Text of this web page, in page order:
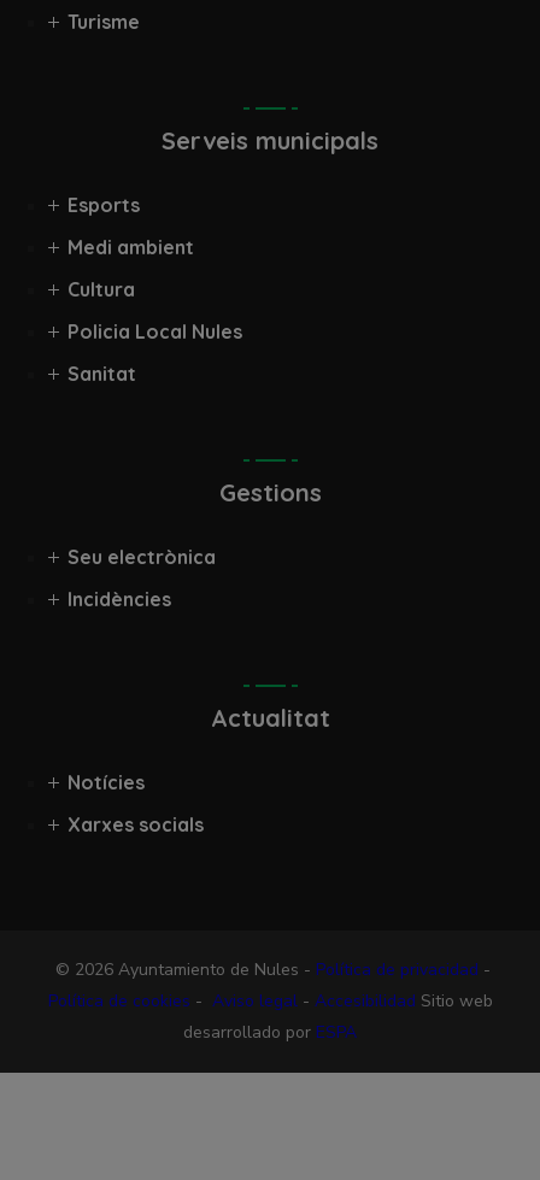
Turisme
Serveis municipals
Esports
Medi ambient
Cultura
Policia Local Nules
Sanitat
Gestions
Seu electrònica
Incidències
Actualitat
Notícies
Xarxes socials
© 2026 Ayuntamiento de Nules - Política de privacidad -
Política de cookies - Aviso legal- Accesibilidad Sitio web
desarrollado por ESPA